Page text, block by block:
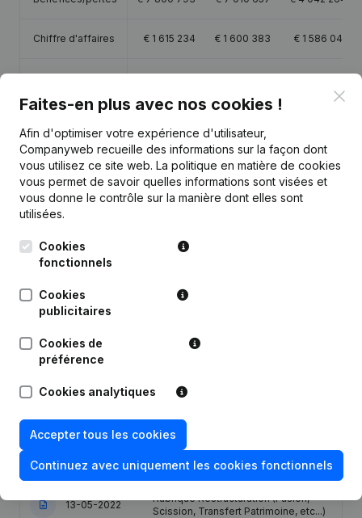
Chiffre d'affaires € 1 615 234 € 1 600 383 € 1 586 041
Publications
Date
30-10-2025 Demissions, Nominations
02-08-2024 Demissions, Nominations
22-07-2022
Modification Forme Juridique -
Scission, Transfert Patrimoine, etc...)
Demissions, Nominations
13-05-2022
Rubrique Restructuration (Fusion,
Scission, Transfert Patrimoine, etc...)
Faites-en plus avec nos cookies !
Afin d'optimiser votre expérience d'utilisateur,
Companyweb recueille des informations sur la façon dont
vous utilisez ce site web. La politique en matière de cookies
vous permet de savoir quelles informations sont visées et
vous donne le contrôle sur la manière dont elles sont
utilisées.
Cookies
fonctionnels
Cookies
publicitaires
Cookies de
préférence
Cookies analytiques
Accepter tous les cookies
Continuez avec uniquement les cookies fonctionnels